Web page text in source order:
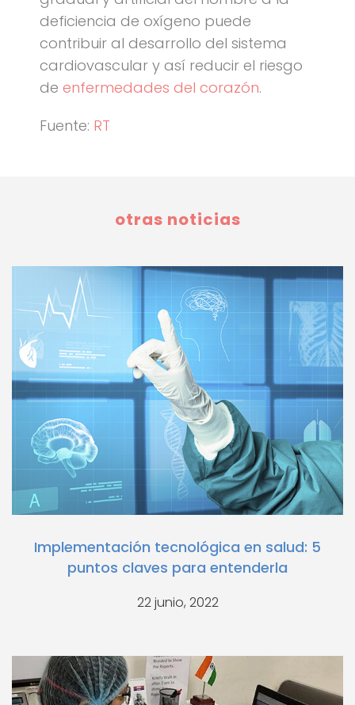
deficiencia de oxígeno puede
contribuir al desarrollo del sistema
cardiovascular y así reducir el riesgo
de enfermedades del corazón.
Fuente: RT
otras noticias
Implementación tecnológica en salud: 5
puntos claves para entenderla
22 junio, 2022